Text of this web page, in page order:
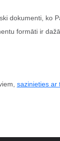
dokumenti, ko
formāti ir
sazinieties ar